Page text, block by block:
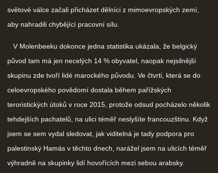
světové válce začali přicházet dělníci z mimoevropských zemí,
aby nahradili chybějící pracovní sílu.
V Molenbeeku dokonce jedna statistika ukázala, že belgický
původ tam má jen necelých 14 % obyvatel, naopak nejsilnější
skupinu zde tvoří lidé marockého původu. Ve čtvrti, která se do
celoevropského povědomí dostala během pařížských
teroristických útoků v roce 2015, protože odsud pocházelo několik
tehdejších pachatelů, na ulici téměř neslyšíte francouzštinu. Když
jsem se sem vydal sledovat, jak viditelná je tady podpora pro
palestinský Hamás v těchto dnech, narážel jsem na ulicích téměř
výhradně na skupinky lidí hovořících mezi sebou arabsky.